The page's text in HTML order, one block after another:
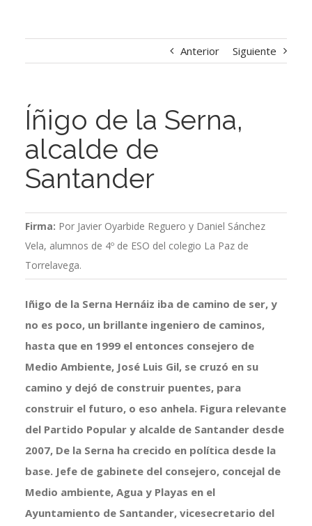
Anterior Siguiente
Íñigo de la Serna,
alcalde de
Santander
Firma: Por Javier Oyarbide Reguero y Daniel Sánchez
Vela, alumnos de 4º de ESO del colegio La Paz de
Torrelavega.
Iñigo de la Serna Hernáiz iba de camino de ser, y
no es poco, un brillante ingeniero de caminos,
hasta que en 1999 el entonces consejero de
Medio Ambiente, José Luis Gil, se cruzó en su
camino y dejó de construir puentes, para
construir el futuro, o eso anhela. Figura relevante
del Partido Popular y alcalde de Santander desde
2007, De la Serna ha crecido en política desde la
base. Jefe de gabinete del consejero, concejal de
Medio ambiente, Agua y Playas en el
Ayuntamiento de Santander, vicesecretario del